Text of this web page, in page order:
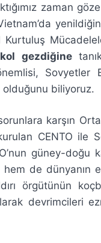
zaman
Kurtuluş
gezdiğine
Sovyetler
biliyoruz.
karşın
CENTO ile
güney-
de dünyanın
örgütünün
devrimcileri